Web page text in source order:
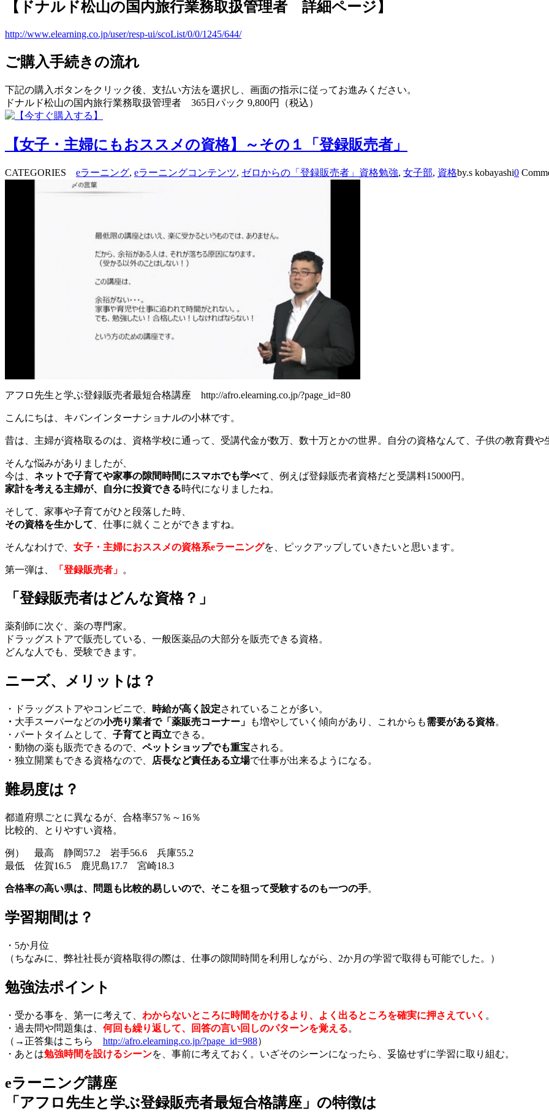
【ドナルド松山の国内旅行業務取扱管理者 詳細ページ】
http://www.elearning.co.jp/user/resp-ui/scoList/0/0/1245/644/
ご購入手続きの流れ
下記の購入ボタンをクリック後、支払い方法を選択し、画面の指示に従ってお進みください。
ドナルド松山の国内旅行業務取扱管理者 365日パック 9,800円（税込）
【女子・主婦にもおススメの資格】～その１「登録販売者」
CATEGORIES eラーニング, eラーニングコンテンツ, ゼロからの「登録販売者」資格勉強, 女子部, 資格by.s kobayashi0
アフロ先生と学ぶ登録販売者最短合格講座 http://afro.elearning.co.jp/?page_id=80
こんにちは、キバンインターナショナルの小林です。
昔は、主婦が資格取るのは、資格学校に通って、受講代金が数万、数十万とかの世界。自分の資格なんて、子供の教育費や
そんな悩みがありましたが、
今は、 ネットで子育てや家事の隙間時間にスマホでも学べて、例えば登録販売者資格だと受講料15000円。
家計を考える主婦が、自分に投資できる時代になりましたね。
そして、家事や子育てがひと段落した時、
その資格を生かして 、仕事に就くことができますね。
そんなわけで、 女子・主婦におススメの資格系eラーニングを、ピックアップしていきたいと思います。
第一弾は、 「登録販売者」 。
「登録販売者はどんな資格？」
薬剤師に次ぐ、薬の専門家。
ドラッグストアで販売している、一般医薬品の大部分を販売できる資格。
どんな人でも、受験できます。
ニーズ、メリットは？
・ドラッグストアやコンビニで、 時給が高く設定されていることが多い。
・ 大手スーパーなどの小売り業者で「薬販売コーナー」 も増やしていく傾向があり、これからも需要がある資格。
・パートタイムとして、 子育てと両立できる。
・動物の薬も販売できるので、 ペットショップでも重宝される。
・独立開業もできる資格なので、
店長など責任ある立場で仕事が出来るようになる。
難易度は？
都道府県ごとに異なるが、合格率57％～16％
比較的、とりやすい資格。
例） 最高 静岡57.2 岩手56.6 兵庫55.2
最低 佐賀16.5 鹿児島17.7 宮崎18.3
合格率の高い県は、問題も比較的易しいので、そこを狙って受験するのも一つの手。
学習期間は？
・5か月位
（ちなみに、弊社社長が資格取得の際は、仕事の隙間時間を利用しながら、2か月の学習で取得も可能でした。）
勉強法ポイント
・受かる事を、第一に考えて、 わからないところに時間をかけるより、よく出るところを確実に押さえていく 。
・過去問や問題集は、 何回も繰り返して、回答の言い回しのパターンを覚える。
（→正答集はこちら http://afro.elearning.co.jp/?page_id=988）
・あとは勉強時間を設けるシーンを、事前に考えておく。いざそのシーンになったら、妥協せずに学習に取り組む。
eラーニング講座
「アフロ先生と学ぶ登録販売者最短合格講座」の特徴は